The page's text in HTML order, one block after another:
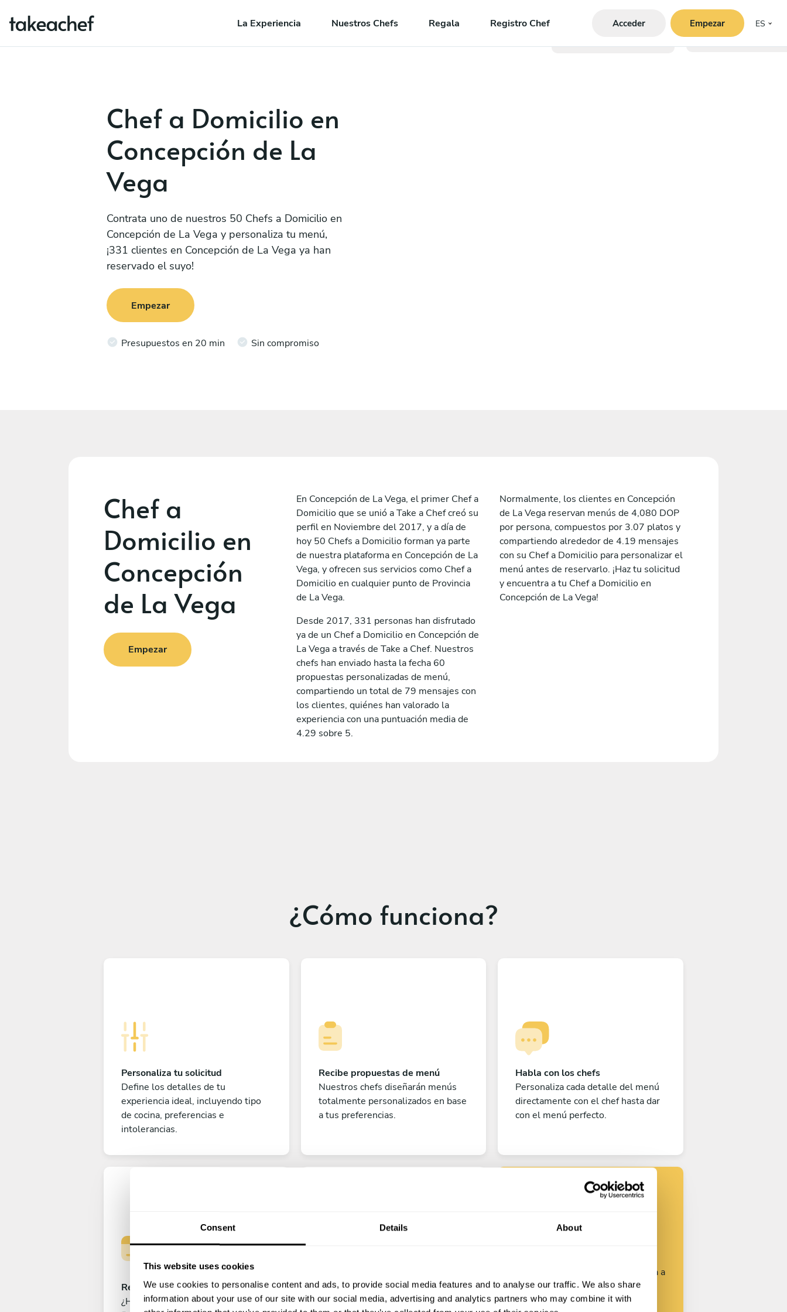
Consent Details About
This website uses cookies
We use cookies to personalise content and ads, to provide social media features and to analyse our traffic. We also share
information about your use of our site with our social media, advertising and analytics partners who may combine it with
La Experiencia Nuestros Chefs Regala Registro Chef Acceder Empezar ES
Chef a Domicilio en
Concepción de La
Vega
Contrata uno de nuestros 50 Chefs a Domicilio en
Concepción de La Vega y personaliza tu menú,
¡331 clientes en Concepción de La Vega ya han
reservado el suyo!
Empezar
Presupuestos en 20 min Sin compromiso
Chef a
Domicilio en
Concepción
de La Vega
Empezar
En Concepción de La Vega, el primer Chef a
Domicilio que se unió a Take a Chef creó su
perfil en Noviembre del 2017, y a día de
hoy 50 Chefs a Domicilio forman ya parte
de nuestra plataforma en Concepción de La
Vega, y ofrecen sus servicios como Chef a
Domicilio en cualquier punto de Provincia
de La Vega.
Desde 2017, 331 personas han disfrutado
ya de un Chef a Domicilio en Concepción de
La Vega a través de Take a Chef. Nuestros
chefs han enviado hasta la fecha 60
propuestas personalizadas de menú,
compartiendo un total de 79 mensajes con
los clientes, quiénes han valorado la
experiencia con una puntuación media de
4.29 sobre 5.
Normalmente, los clientes en Concepción
de La Vega reservan menús de 4,080 DOP
por persona, compuestos por 3.07 platos y
compartiendo alrededor de 4.19 mensajes
con su Chef a Domicilio para personalizar el
menú antes de reservarlo. ¡Haz tu solicitud
y encuentra a tu Chef a Domicilio en
Concepción de La Vega!
¿Cómo funciona?
Personaliza tu solicitud
Define los detalles de tu
experiencia ideal, incluyendo tipo
de cocina, preferencias e
intolerancias.
Recibe propuestas de menú
Nuestros chefs diseñarán menús
totalmente personalizados en base
a tus preferencias.
Habla con los chefs
Personaliza cada detalle del menú
directamente con el chef hasta dar
con el menú perfecto.
Reserva tu experiencia
¿Has cerrado ya el menú perfecto?
¡A disfrutar!
¡Todo listo! Ya solo queda contar
Encuentra tu
chef
Personaliza tu solicitud y empieza a
hablar con los chefs.